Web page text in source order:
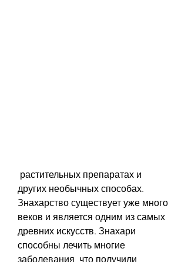
других необычных способах.
Знахарство существует уже много
веков и является одним из самых
древних искусств. Знахари
способны лечить многие
заболевания, что получили